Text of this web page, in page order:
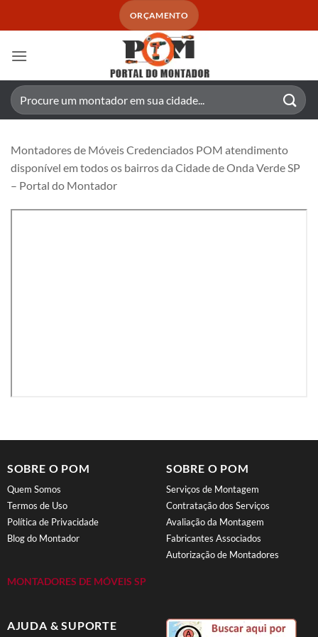
ORÇAMENTO
Pesquisar
por:
Montadores de Móveis Credenciados POM atendimento
disponível em todos os bairros da Cidade de Onda Verde SP
– Portal do Montador
SOBRE O POM
Quem Somos
Termos de Uso
Política de Privacidade
Blog do Montador
MONTADORES DE MÓVEIS SP
SOBRE O POM
Serviços de Montagem
Contratação dos Serviços
Avaliação da Montagem
Fabricantes Associados
Autorização de Montadores
AJUDA & SUPORTE